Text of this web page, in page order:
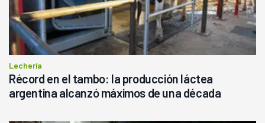
Lechería
Récord en el tambo: la producción láctea
argentina alcanzó máximos de una década